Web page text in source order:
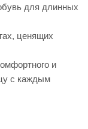
для длинных
ценящих
и
с каждым